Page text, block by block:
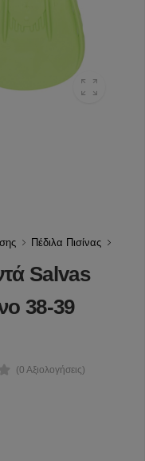
Πέδιλα Πισίνας
Salvas
38-39
(0 Αξιολογήσεις)